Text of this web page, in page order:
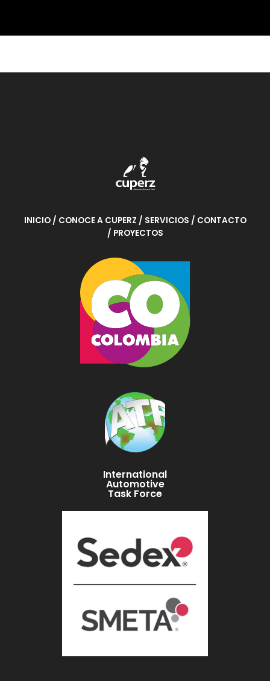
INICIO / CONOCE A CUPERZ / SERVICIOS / CONTACTO
/ PROYECTOS
International
Automotive
Task Force